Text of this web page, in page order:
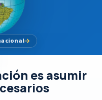
es asumir